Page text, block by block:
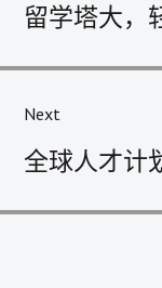
post:
留学塔大，
Next
post:
全球人才计